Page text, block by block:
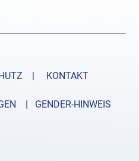
|
KONTAKT
| GENDER-HINWEIS